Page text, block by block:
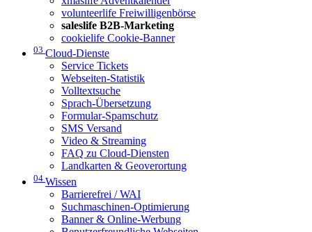
volunteerlife Freiwilligenbörse
saleslife B2B-Marketing
cookielife Cookie-Banner
03 Cloud-Dienste
Service Tickets
Webseiten-Statistik
Volltextsuche
Sprach-Übersetzung
Formular-Spamschutz
SMS Versand
Video & Streaming
FAQ zu Cloud-Diensten
Landkarten & Geoverortung
04 Wissen
Barrierefrei / WAI
Suchmaschinen-Optimierung
Banner & Online-Werbung